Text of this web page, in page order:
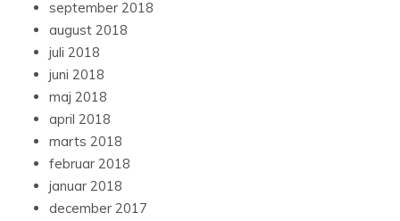
september 2018
august 2018
juli 2018
juni 2018
maj 2018
april 2018
marts 2018
februar 2018
januar 2018
december 2017